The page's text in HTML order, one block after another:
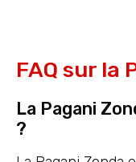
FAQ sur la
La Pagani
?